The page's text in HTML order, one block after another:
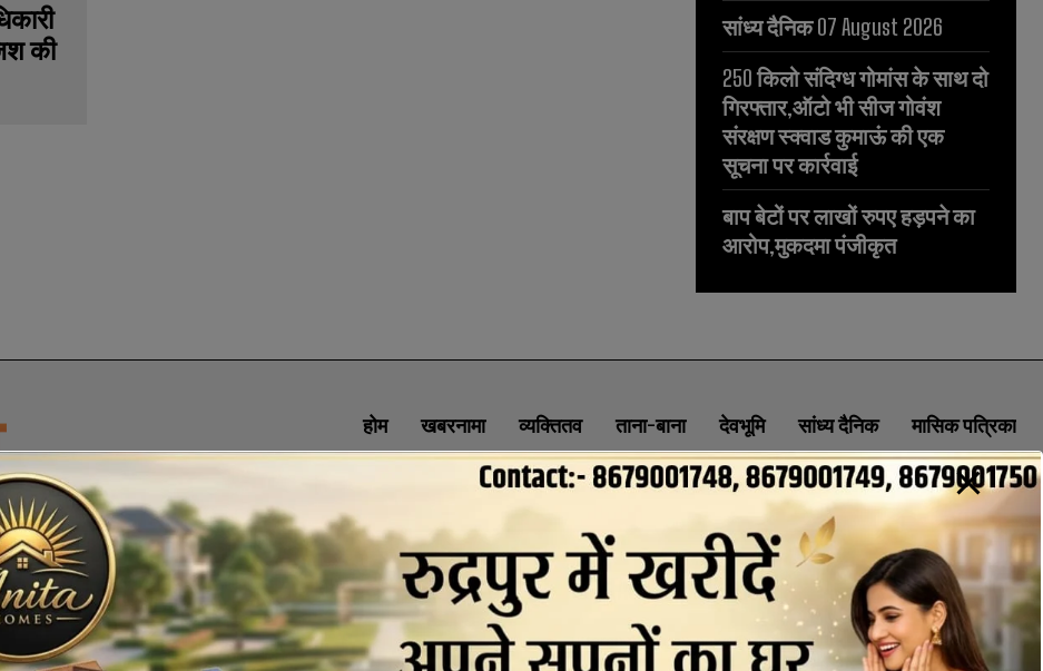
की
सांध्य दैनिक 07 August 2026
250 किलो संदिग्ध गोमांस के साथ दो
गिरफ्तार,ऑटो भी सीज गोवंश
संरक्षण स्क्वाड कुमाऊं की एक
सूचना पर कार्रवाई
बाप बेटों पर लाखों रुपए हड़पने का
आरोप,मुकदमा पंजीकृत
होम खबरनामा व्यक्तितव ताना-बाना देवभूमि सांध्य दैनिक मासिक पत्रिका
ABOUT CONTACT PRIVACY POLICY NEWSLETTER
SOCIAL MEDIA CONTACT INFORMATION
uttaranchaldeep.news@gmail.com